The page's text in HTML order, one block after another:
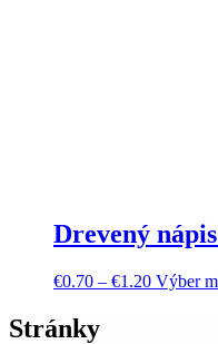
Drevený
€0.70 – €1.20 Výber
Stránky